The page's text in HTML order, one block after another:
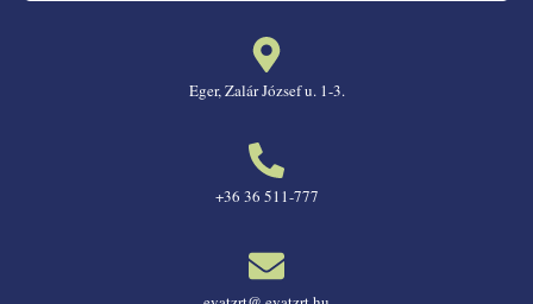
Eger, Zalár József u. 1-3.
+36 36 511-777